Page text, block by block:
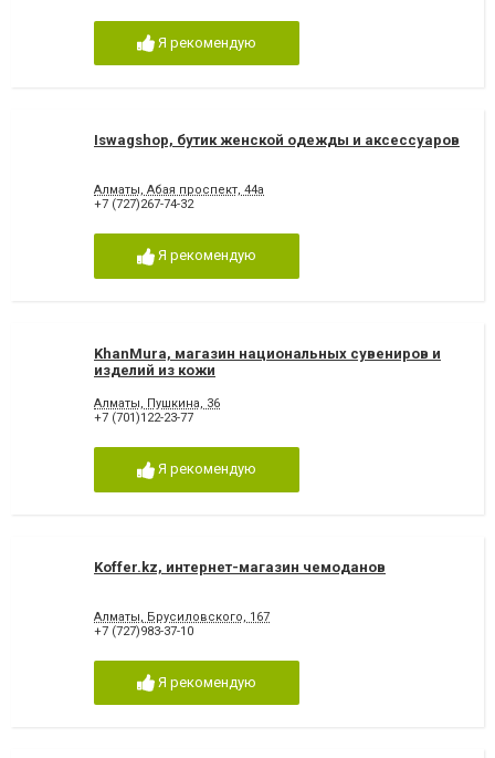
Я рекомендую
Iswagshop, бутик женской одежды и аксессуаров
Алматы, Абая проспект, 44а
+7 (727)267-74-32
Я рекомендую
KhanMura, магазин национальных сувениров и
изделий из кожи
Алматы, Пушкина, 36
+7 (701)122-23-77
Я рекомендую
Koffer.kz, интернет-магазин чемоданов
Алматы, Брусиловского, 167
+7 (727)983-37-10
Я рекомендую